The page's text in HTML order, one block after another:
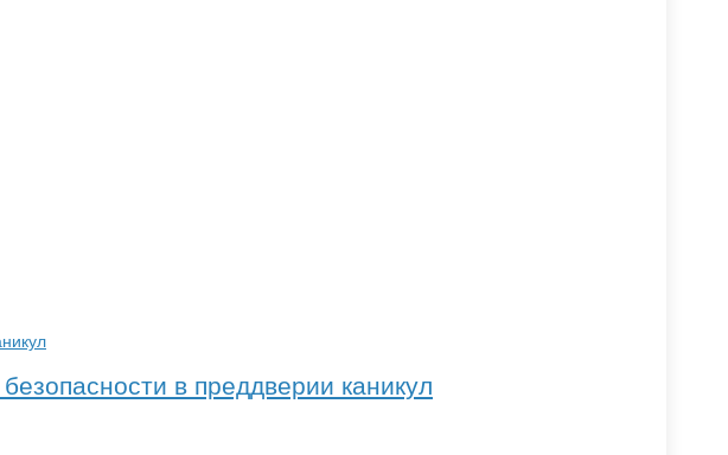
в преддверии каникул